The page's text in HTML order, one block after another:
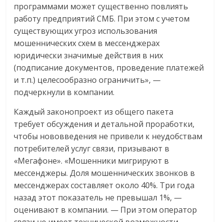
программами может существенно повлиять
работу предприятий СМБ. При этом с учетом
существующих угроз использования
мошеннических схем в мессенджерах
юридически значимые действия в них
(подписание документов, проведение платежей
и т.п.) целесообразно ограничить», —
подчеркнули в компании.
Каждый законопроект из общего пакета
требует обсуждения и детальной проработки,
чтобы нововведения не привели к неудобствам
потребителей услуг связи, призывают в
«Мегафоне». «Мошенники мигрируют в
мессенджеры. Доля мошеннических звонков в
мессенджерах составляет около 40%. Три года
назад этот показатель не превышал 1%, —
оценивают в компании. — При этом оператор